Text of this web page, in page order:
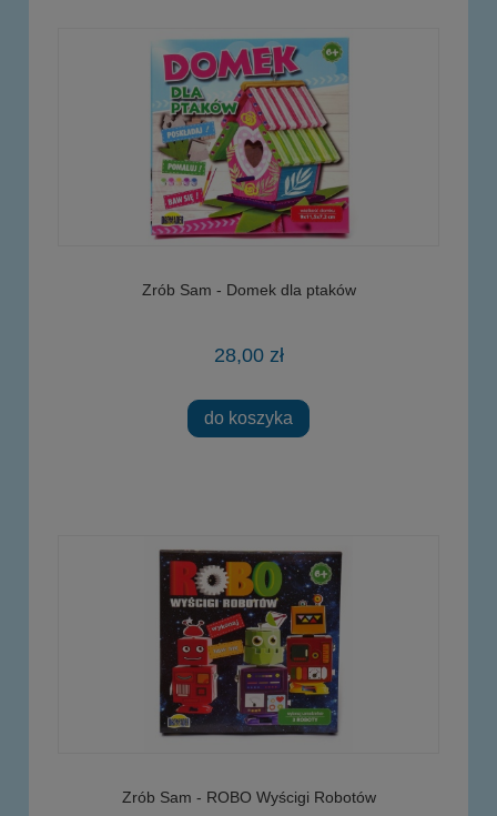
Zrób Sam - Domek dla ptaków
28,00 zł
do koszyka
Zrób Sam - ROBO Wyścigi Robotów